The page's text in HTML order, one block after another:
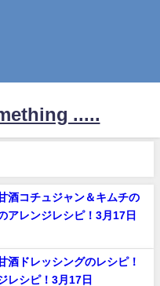
.....
酒コチュジャン＆キムチの
アレンジレシピ！3月17日
酒ドレッシングのレシピ！
レシピ！3月17日